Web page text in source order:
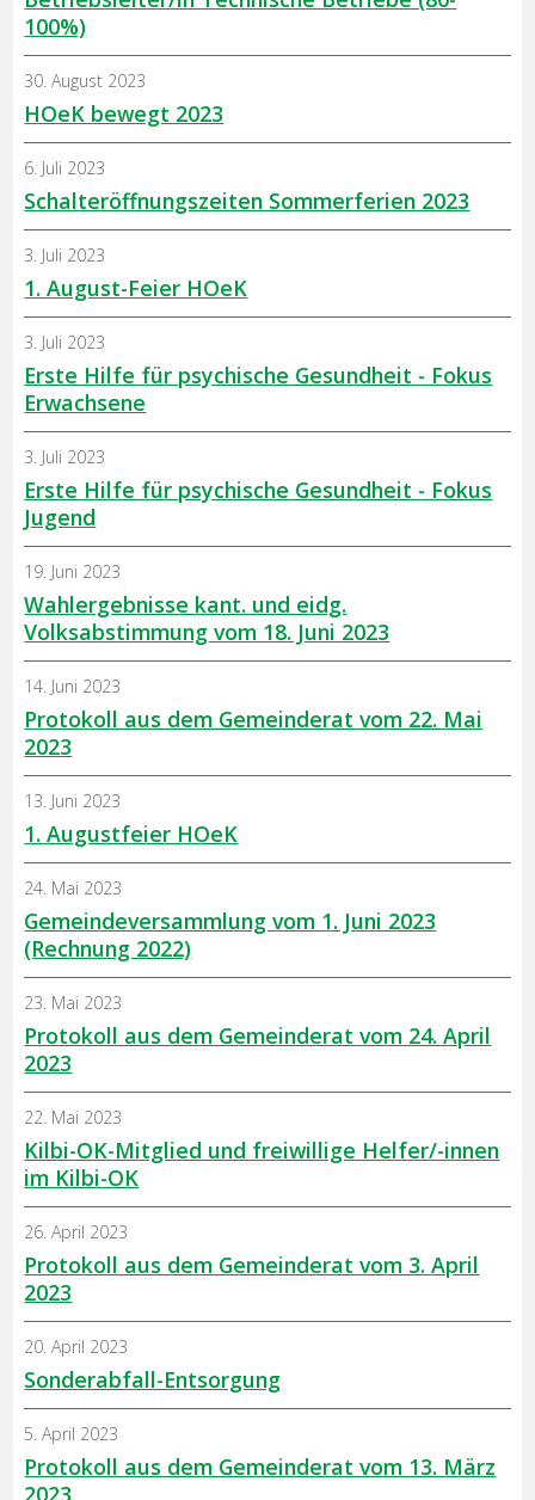
100%)
HOeK bewegt 2023
30. August 2023
Schalteröffnungszeiten Sommerferien 2023
6. Juli 2023
1. August-Feier HOeK
3. Juli 2023
Erste Hilfe für psychische Gesundheit - Fokus
Erwachsene
3. Juli 2023
Erste Hilfe für psychische Gesundheit - Fokus
Jugend
3. Juli 2023
Wahlergebnisse kant. und eidg.
Volksabstimmung vom 18. Juni 2023
19. Juni 2023
Protokoll aus dem Gemeinderat vom 22. Mai
2023
14. Juni 2023
1. Augustfeier HOeK
13. Juni 2023
Gemeindeversammlung vom 1. Juni 2023
(Rechnung 2022)
24. Mai 2023
Protokoll aus dem Gemeinderat vom 24. April
2023
23. Mai 2023
Kilbi-OK-Mitglied und freiwillige Helfer/-innen
im Kilbi-OK
22. Mai 2023
Protokoll aus dem Gemeinderat vom 3. April
2023
26. April 2023
Sonderabfall-Entsorgung
20. April 2023
Protokoll aus dem Gemeinderat vom 13. März
2023
5. April 2023